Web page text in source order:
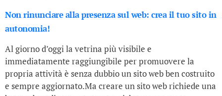
Non rinunciare alla presenza sul web: crea il tuo sito in
autonomia!
Al giorno d’oggi la vetrina più visibile e
immediatamente raggiungibile per promuovere la
propria attività è senza dubbio un sito web ben costruito
e sempre aggiornato.Ma creare un sito web richiede una